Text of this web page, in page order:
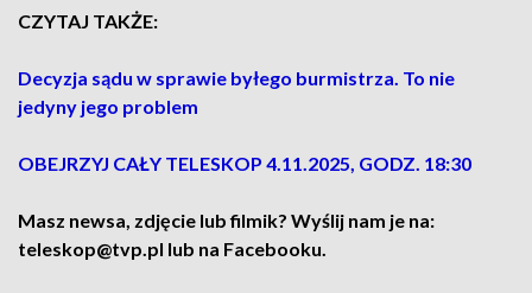
CZYTAJ TAKŻE:
Decyzja sądu w sprawie byłego burmistrza. To nie
jedyny jego problem
OBEJRZYJ CAŁY TELESKOP 4.11.2025, GODZ. 18:30
Masz newsa, zdjęcie lub filmik? Wyślij nam je na:
teleskop@tvp.pl lub na Facebooku.